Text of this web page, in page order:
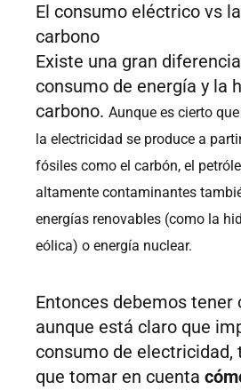
El consumo eléctrico vs
carbono
Existe una gran
consumo de energía y la
carbono. Aunque es cierto
la electricidad se produce a
fósiles como el carbón, el
altamente contaminantes
energías renovables (como la
eólica) o energía nuclear.
Entonces debemos tener
aunque está claro que
consumo de electricidad,
que tomar en cuenta